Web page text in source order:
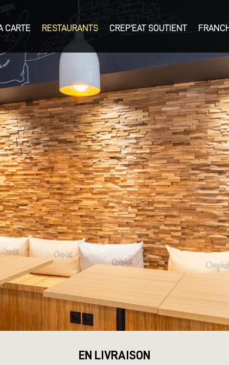
CARTE RESTAURANTS CREP’EAT SOUTIENT
EN LIVRAISON